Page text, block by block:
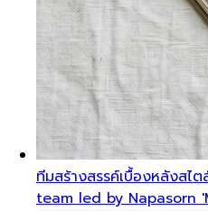
ทีมสร้างสรรค์เบื้องหลังสไต
team led by Napasorn